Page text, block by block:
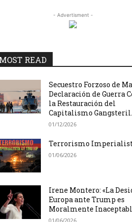
- Advertisment -
READ
Secuestro Forzoso de
Declaración de Guerra
la Restauración del
Capitalismo Gangsteril.
01/12/2026
Terrorismo
01/06/2026
Irene Montero: «La
Europa ante Trump es
Moralmente
01/06/2026